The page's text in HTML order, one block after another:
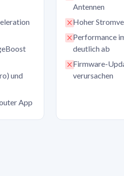
und
App
Antennen
Hoher
Performance
deutlich ab
Firmware-
verursachen